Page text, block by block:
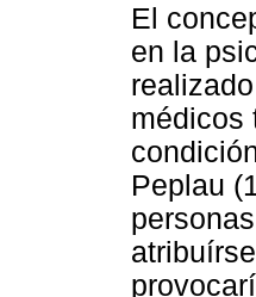
El
en la
médicos
Peplau